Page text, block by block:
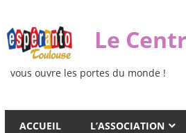
Le
vous ouvre les portes du monde !
ACCUEIL L’ASSOCIATION